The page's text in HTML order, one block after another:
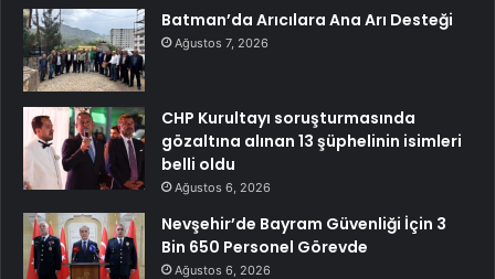
Batman’da Arıcılara Ana Arı Desteği
Ağustos 7, 2026
CHP Kurultayı soruşturmasında
gözaltına alınan 13 şüphelinin isimleri
belli oldu
Ağustos 6, 2026
Nevşehir’de Bayram Güvenliği İçin 3
Bin 650 Personel Görevde
Ağustos 6, 2026